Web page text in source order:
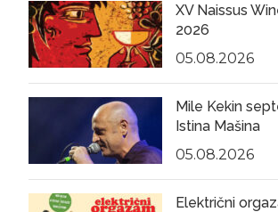
XV Naissus
2026
05.08.2026
Mile Kekin
Istina Mašina
05.08.2026
Električni